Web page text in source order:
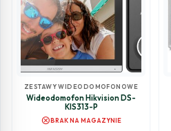
ZESTAWY WIDEODOMOFONOWE
Wideodomofon Hikvision DS-
KIS313-P
cancelBRAK NA MAGAZYNIE